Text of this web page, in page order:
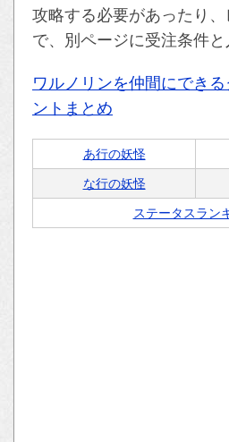
攻略する必要があったり
で、別ページに受注条件
ワルノリンを仲間にでき
ントまとめ
あ行の妖怪
な行の妖怪
ステータスラン